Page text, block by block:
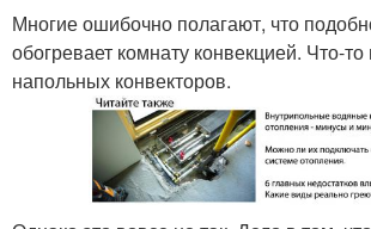
Многие ошибочно полагают, что
обогревает комнату конвекцией. Что-
напольных конвекторов.